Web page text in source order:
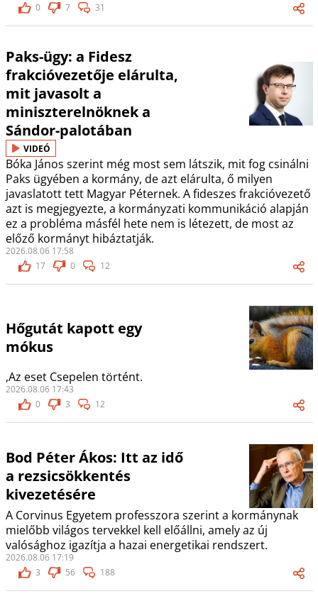
0
7 31
Paks-ügy: a Fidesz
frakcióvezetője elárulta,
mit javasolt a
miniszterelnöknek a
Sándor-palotában
VIDEÓ
Bóka János szerint még most sem látszik, mit fog csinálni
Paks ügyében a kormány, de azt elárulta, ő milyen
javaslatott tett Magyar Péternek. A fideszes frakcióvezető
azt is megjegyezte, a kormányzati kommunikáció alapján
ez a probléma másfél hete nem is létezett, de most az
előző kormányt hibáztatják.
2026.08.06 17:58
17
0 12
Hőgutát kapott egy
mókus
,Az eset Csepelen történt.
2026.08.06 17:43
0
3 12
Bod Péter Ákos: Itt az idő
a rezsicsökkentés
kivezetésére
A Corvinus Egyetem professzora szerint a kormánynak
mielőbb világos tervekkel kell előállni, amely az új
valósághoz igazítja a hazai energetikai rendszert.
2026.08.06 17:19
3
56 188